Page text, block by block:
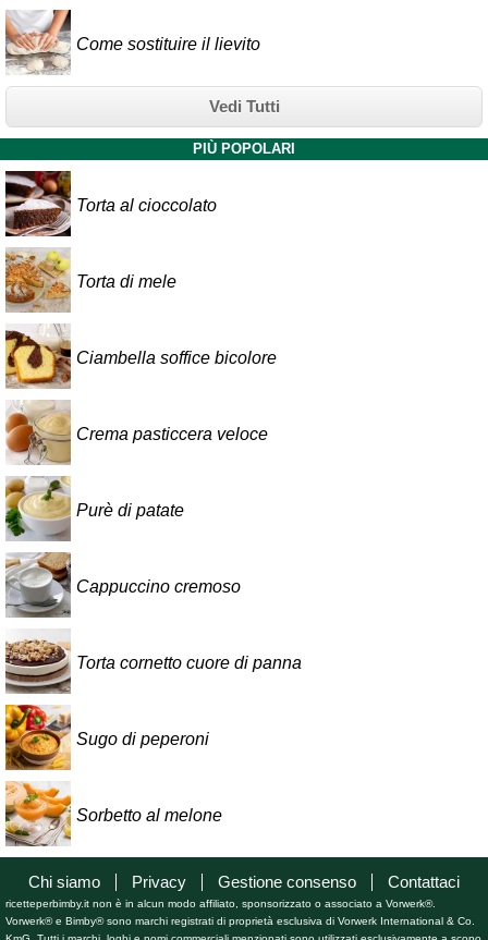
Come sostituire il lievito
Vedi Tutti
PIÙ POPOLARI
Torta al cioccolato
Torta di mele
Ciambella soffice bicolore
Crema pasticcera veloce
Purè di patate
Cappuccino cremoso
Torta cornetto cuore di panna
Sugo di peperoni
Sorbetto al melone
Chi siamo Privacy Gestione consenso Contattaci
ricetteperbimby.it non è in alcun modo affiliato, sponsorizzato o associato a Vorwerk®.
Vorwerk® e Bimby® sono marchi registrati di proprietà esclusiva di Vorwerk International & Co.